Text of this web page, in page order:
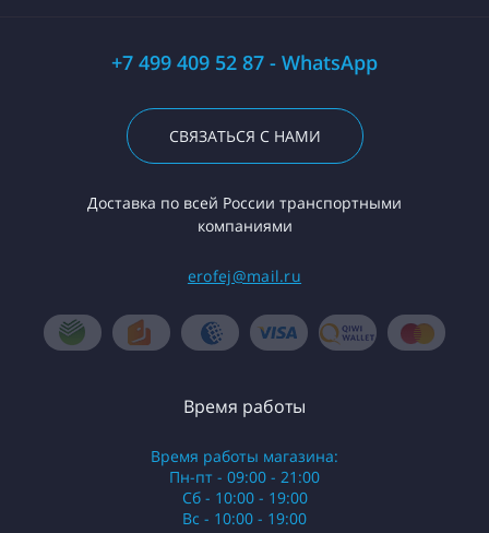
+7 499 409 52 87 - WhatsApp
СВЯЗАТЬСЯ С НАМИ
Доставка по всей России транспортными
компаниями
erofej@mail.ru
Время работы
Время работы магазина:
Пн-пт - 09:00 - 21:00
Сб - 10:00 - 19:00
Вс - 10:00 - 19:00